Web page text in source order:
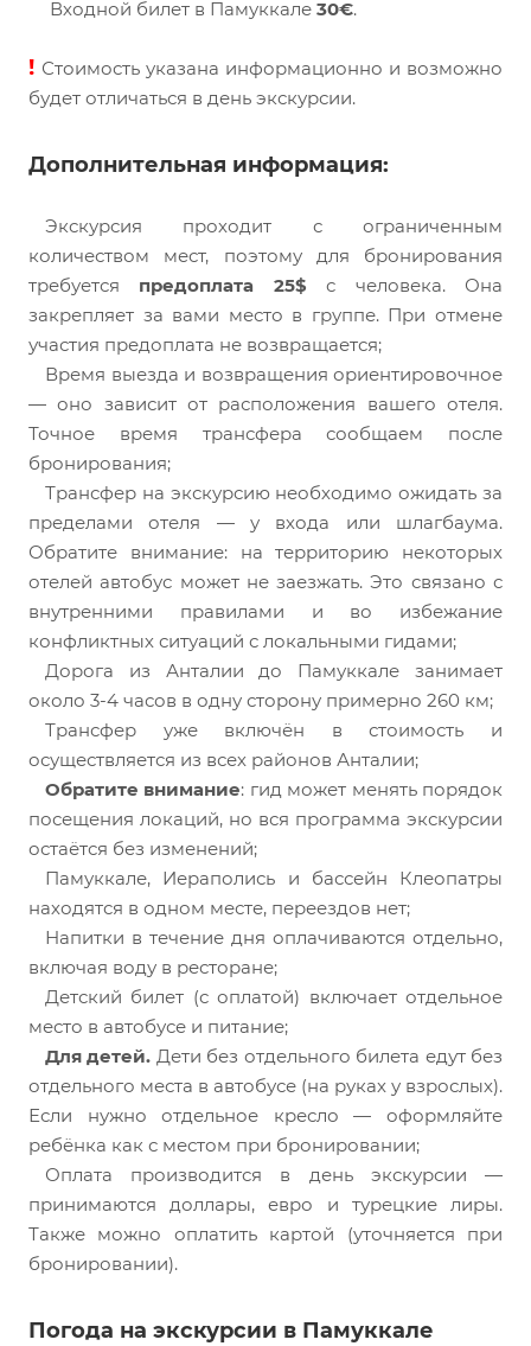
Входной билет в Памуккале 30€.
! Стоимость указана информационно и возможно
будет отличаться в день экскурсии.
Дополнительная информация:
Экскурсия проходит с ограниченным
количеством мест, поэтому для бронирования
требуется предоплата 25$ с человека. Она
закрепляет за вами место в группе. При отмене
участия предоплата не возвращается;
Время выезда и возвращения ориентировочное
— оно зависит от расположения вашего отеля.
Точное время трансфера сообщаем после
бронирования;
Трансфер на экскурсию необходимо ожидать за
пределами отеля — у входа или шлагбаума.
Обратите внимание: на территорию некоторых
отелей автобус может не заезжать. Это связано с
внутренними правилами и во избежание
конфликтных ситуаций с локальными гидами;
Дорога из Анталии до Памуккале занимает
около 3-4 часов в одну сторону примерно 260 км;
Трансфер уже включён в стоимость и
осуществляется из всех районов Анталии;
Обратите внимание: гид может менять порядок
посещения локаций, но вся программа экскурсии
остаётся без изменений;
Памуккале, Иераполись и бассейн Клеопатры
находятся в одном месте, переездов нет;
Напитки в течение дня оплачиваются отдельно,
включая воду в ресторане;
Детский билет (с оплатой) включает отдельное
место в автобусе и питание;
Для детей. Дети без отдельного билета едут без
отдельного места в автобусе (на руках у взрослых).
Если нужно отдельное кресло — оформляйте
ребёнка как с местом при бронировании;
Оплата производится в день экскурсии —
принимаются доллары, евро и турецкие лиры.
Также можно оплатить картой (уточняется при
бронировании).
Погода на экскурсии в Памуккале